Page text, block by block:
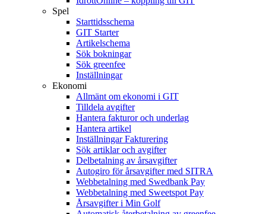
Spel
Starttidsschema
GIT Starter
Artikelschema
Sök bokningar
Sök greenfee
Inställningar
Ekonomi
Allmänt om ekonomi i GIT
Tilldela avgifter
Hantera fakturor och underlag
Hantera artikel
Inställningar Fakturering
Sök artiklar och avgifter
Delbetalning av årsavgifter
Autogiro för årsavgifter med SITRA
Webbetalning med Swedbank Pay
Webbetalning med Sweetspot Pay
Årsavgifter i Min Golf